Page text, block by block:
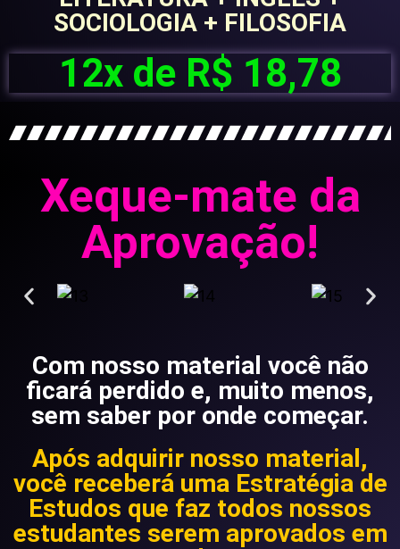
SOCIOLOGIA + FILOSOFIA
12x de R$ 18,78
Xeque-mate da
Aprovação!
Com nosso material você não
ficará perdido e, muito menos,
sem saber por onde começar.
Após adquirir nosso material,
você receberá uma Estratégia de
Estudos que faz todos nossos
estudantes serem aprovados em